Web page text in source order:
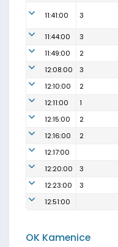
11:41:00 3
11:44:00 3
11:49:00
2
12:08:00
3
12:10:00
2
12:11:00
1
12:15:00
2
12:16:00
2
12:17:00
12:20:00
3
12:23:00
3
12:51:00
OK Kamenice